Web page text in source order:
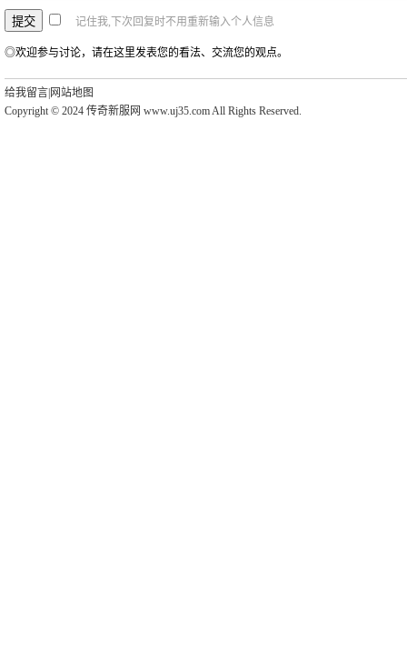
记住我,下次回复时不用重新输入个人信息
◎欢迎参与讨论，请在这里发表您的看法、交流您的观点。
给我留言 网站地图
Copyright © 2024 传奇新服网 www.uj35.com All Rights Reserved.